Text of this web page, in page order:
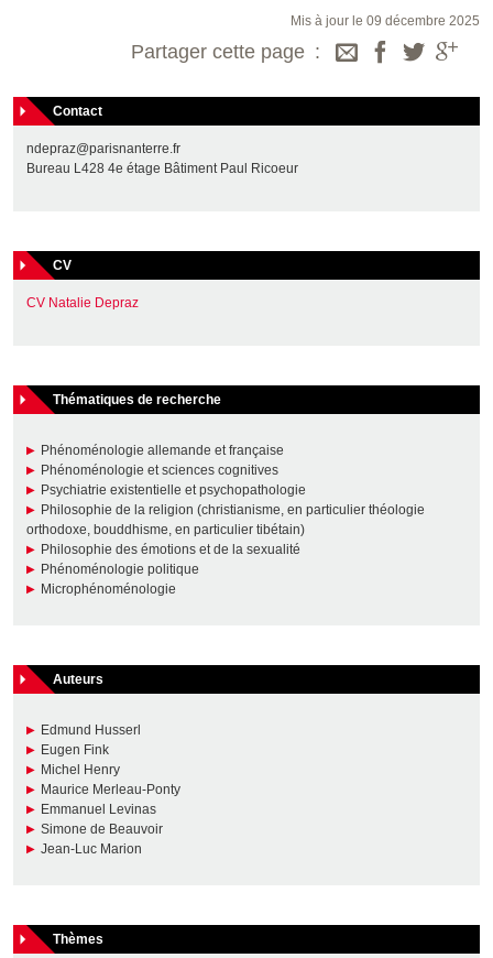
Mis à jour le 09 décembre 2025
Partager cette page
Contact
ndepraz@parisnanterre.fr
Bureau L428 4e étage Bâtiment Paul Ricoeur
CV
CV Natalie Depraz
Thématiques de recherche
Phénoménologie allemande et française
Phénoménologie et sciences cognitives
Psychiatrie existentielle et psychopathologie
Philosophie de la religion (christianisme, en particulier théologie
orthodoxe, bouddhisme, en particulier tibétain)
Philosophie des émotions et de la sexualité
Phénoménologie politique
Microphénoménologie
Auteurs
Edmund Husserl
Eugen Fink
Michel Henry
Maurice Merleau-Ponty
Emmanuel Levinas
Simone de Beauvoir
Jean-Luc Marion
Thèmes